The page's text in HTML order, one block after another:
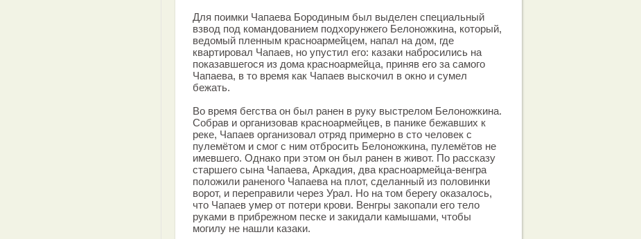
Для поимки Чапаева Бородиным был выделен специальный
взвод под командованием подхорунжего Белоножкина, который,
ведомый пленным красноармейцем, напал на дом, где
квартировал Чапаев, но упустил его: казаки набросились на
показавшегося из дома красноармейца, приняв его за самого
Чапаева, в то время как Чапаев выскочил в окно и сумел
бежать.
Во время бегства он был ранен в руку выстрелом Белоножкина.
Собрав и организовав красноармейцев, в панике бежавших к
реке, Чапаев организовал отряд примерно в сто человек с
пулемётом и смог с ним отбросить Белоножкина, пулемётов не
имевшего. Однако при этом он был ранен в живот. По рассказу
старшего сына Чапаева, Аркадия, два красноармейца-венгра
положили раненого Чапаева на плот, сделанный из половинки
ворот, и переправили через Урал. Но на том берегу оказалось,
что Чапаев умер от потери крови. Венгры закопали его тело
руками в прибрежном песке и закидали камышами, чтобы
могилу не нашли казаки.